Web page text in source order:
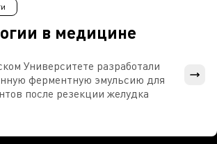
в медицине
Университете разработали
ферментную эмульсию для
после резекции желудка